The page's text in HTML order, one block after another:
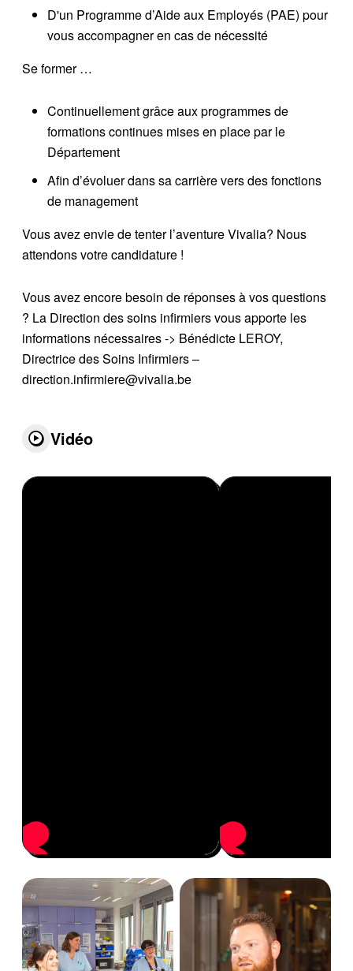
D'un Programme d’Aide aux Employés (PAE) pour
vous accompagner en cas de nécessité
Se former …
Continuellement grâce aux programmes de
formations continues mises en place par le
Département
Afin d’évoluer dans sa carrière vers des fonctions
de management
Vous avez envie de tenter l’aventure Vivalia? Nous
attendons votre candidature !
Vous avez encore besoin de réponses à vos questions
? La Direction des soins infirmiers vous apporte les
informations nécessaires -> Bénédicte LEROY,
Directrice des Soins Infirmiers –
direction.infirmiere@vivalia.be
Vidéo